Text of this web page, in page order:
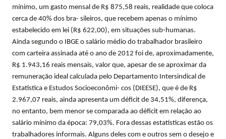
mínimo, um gasto mensal de R$ 875,58 reais, realidade que coloca
cerca de 40% dos bra- sileiros, que recebem apenas o mínimo
estabelecido em lei (R$ 622,00), em situações sub-humanas.
Ainda segundo o IBGE o salário médio do trabalhador brasileiro
com carteira assinada até o ano de 2012 foi de, aproximadamente,
R$ 1.943,16 reais mensais, valor que, apesar de se aproximar da
remuneração ideal calculada pelo Departamento Intersindical de
Estatística e Estudos Socioeconômi- cos (DIEESE), que é de R$
2.967,07 reais, ainda apresenta um déficit de 34,51%, diferença,
no entanto, bem menor se comparada ao déficit em relação ao
salário mínimo da época: 79,03%. Fora dessas estatísticas estão os
trabalhadores informais. Alguns deles com e outros sem o desejo e